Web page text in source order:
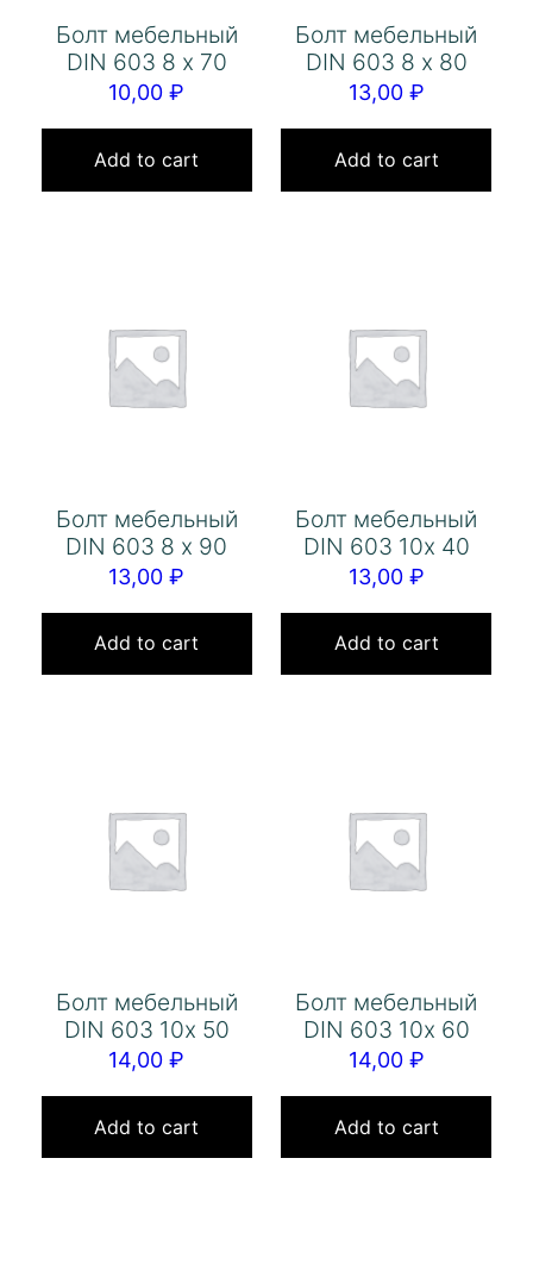
Болт мебельный
DIN 603 8 х 70
10,00₽
Add to cart
Болт мебельный
DIN 603 8 х 80
13,00 ₽
Add to cart
Болт мебельный
DIN 603 8 х 90
13,00₽
Add to cart
Болт мебельный
DIN 603 10х 40
13,00 ₽
Add to cart
Болт мебельный
DIN 603 10х 50
14,00₽
Add to cart
Болт мебельный
DIN 603 10х 60
14,00 ₽
Add to cart